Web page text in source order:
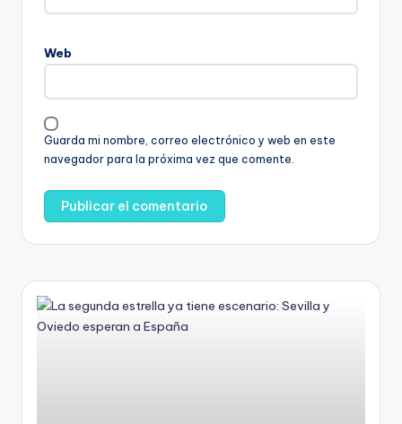
Web
Guarda mi nombre, correo electrónico y web en este
navegador para la próxima vez que comente.